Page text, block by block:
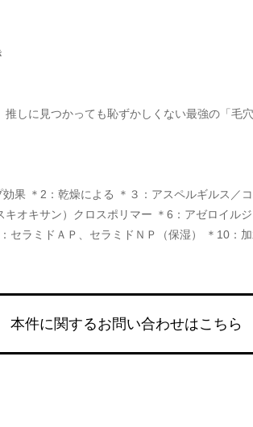
しに見つかっても恥ずかしくない最強の「毛
果 ＊2：乾燥による ＊３：アスペルギルス／
オキサン）クロスポリマー ＊6：アゼロイル
ラミドＡＰ、セラミドＮＰ（保湿） ＊10：加
本件に関するお問い合わせはこちら